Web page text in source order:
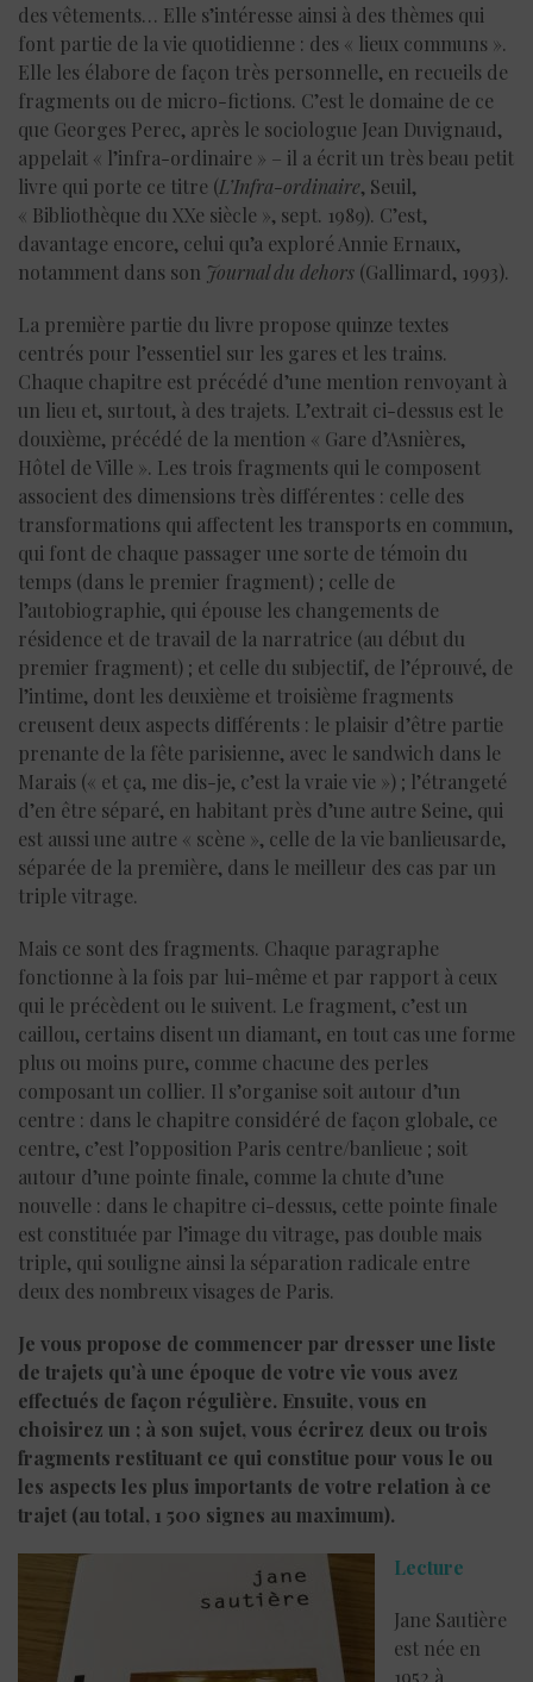
des vêtements… Elle s’intéresse ainsi à des thèmes qui
font partie de la vie quotidienne : des « lieux communs ».
Elle les élabore de façon très personnelle, en recueils de
fragments ou de micro-fictions. C’est le domaine de ce
que Georges Perec, après le sociologue Jean Duvignaud,
appelait « l’infra-ordinaire » – il a écrit un très beau petit
livre qui porte ce titre (L’Infra-ordinaire, Seuil,
« Bibliothèque du XXe siècle », sept. 1989). C’est,
davantage encore, celui qu’a exploré Annie Ernaux,
notamment dans son Journal du dehors (Gallimard, 1993).
La première partie du livre propose quinze textes
centrés pour l’essentiel sur les gares et les trains.
Chaque chapitre est précédé d’une mention renvoyant à
un lieu et, surtout, à des trajets. L’extrait ci-dessus est le
douxième, précédé de la mention « Gare d’Asnières,
Hôtel de Ville ». Les trois fragments qui le composent
associent des dimensions très différentes : celle des
transformations qui affectent les transports en commun,
qui font de chaque passager une sorte de témoin du
temps (dans le premier fragment) ; celle de
l’autobiographie, qui épouse les changements de
résidence et de travail de la narratrice (au début du
premier fragment) ; et celle du subjectif, de l’éprouvé, de
l’intime, dont les deuxième et troisième fragments
creusent deux aspects différents : le plaisir d’être partie
prenante de la fête parisienne, avec le sandwich dans le
Marais (« et ça, me dis-je, c’est la vraie vie ») ; l’étrangeté
d’en être séparé, en habitant près d’une autre Seine, qui
est aussi une autre « scène », celle de la vie banlieusarde,
séparée de la première, dans le meilleur des cas par un
triple vitrage.
Mais ce sont des fragments. Chaque paragraphe
fonctionne à la fois par lui-même et par rapport à ceux
qui le précèdent ou le suivent. Le fragment, c’est un
caillou, certains disent un diamant, en tout cas une forme
plus ou moins pure, comme chacune des perles
composant un collier. Il s’organise soit autour d’un
centre : dans le chapitre considéré de façon globale, ce
centre, c’est l’opposition Paris centre/banlieue ; soit
autour d’une pointe finale, comme la chute d’une
nouvelle : dans le chapitre ci-dessus, cette pointe finale
est constituée par l’image du vitrage, pas double mais
triple, qui souligne ainsi la séparation radicale entre
deux des nombreux visages de Paris.
Je vous propose de commencer par dresser une liste
de trajets qu’à une époque de votre vie vous avez
effectués de façon régulière. Ensuite, vous en
choisirez un ; à son sujet, vous écrirez deux ou trois
fragments restituant ce qui constitue pour vous le ou
les aspects les plus importants de votre relation à ce
trajet (au total, 1 500 signes au maximum).
Lecture
Jane Sautière
est née en
1952 à